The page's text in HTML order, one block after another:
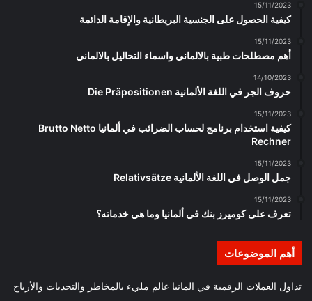
15/11/2023
كيفية الحصول على الجنسية البريطانية والإقامة الدائمة
15/11/2023
أهم مصطلحات طبية بالالماني واسماء التحاليل بالالماني
14/10/2023
حروف الجر في اللغة الألمانية Die Präpositionen
15/11/2023
كيفية استخدام برنامج لحساب الضرائب في ألمانيا Brutto Netto
Rechner
15/11/2023
جمل الوصل في اللغة الألمانية Relativsätze
15/11/2023
تعرف على كوميرز بنك في ألمانيا وما هي خدماته؟
أهم الموضوعات
تداول العملات الرقمية في المانيا عالم مليء بالمخاطر والتحديات والأرباح